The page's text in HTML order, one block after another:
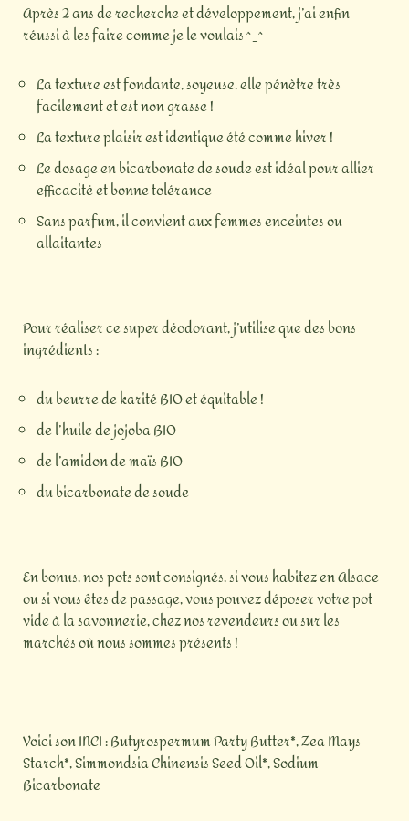
Après 2 ans de recherche et développement, j’ai enfin
réussi à les faire comme je le voulais ^_^
La texture est fondante, soyeuse, elle pénètre très
facilement et est non grasse !
La texture plaisir est identique été comme hiver !
Le dosage en bicarbonate de soude est idéal pour allier
efficacité et bonne tolérance
Sans parfum, il convient aux femmes enceintes ou
allaitantes
Pour réaliser ce super déodorant, j’utilise que des bons
ingrédients :
du beurre de karité BIO et équitable !
de l’huile de jojoba BIO
de l’amidon de maïs BIO
du bicarbonate de soude
En bonus, nos pots sont consignés, si vous habitez en Alsace
ou si vous êtes de passage, vous pouvez déposer votre pot
vide à la savonnerie, chez nos revendeurs ou sur les
marchés où nous sommes présents !
Voici son INCI : Butyrospermum Party Butter*, Zea Mays
Starch*, Simmondsia Chinensis Seed Oil*, Sodium
Bicarbonate